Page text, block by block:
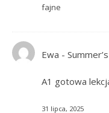
fajne
Ewa -
A1 gotowa
31 lipca, 2025